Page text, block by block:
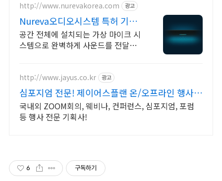
http://www.nurevakorea.com 광고
Nureva오디오시스템 특허 기술
의 가상 마이크로폰
공간 전체에 설치되는 가상 마이크 시
스템으로 완벽하게 사운드를 전달하
http://www.jayus.co.kr 광고
심포지엄 전문! 제이어스플랜 온/오프라인 행사기
획 대행!
국내외 ZOOM회의, 웨비나, 컨퍼런스, 심포지엄, 포럼
등 행사 전문 기획사!
6 구독하기